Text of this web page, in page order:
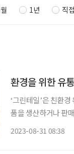
1년 직
환경을 위한 유
‘그린테일’은 친환
품을 생산하거나 판
2023-08-31 08:38